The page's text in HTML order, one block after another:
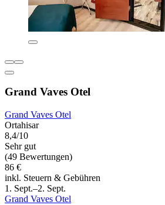
Grand Vaves Otel
Grand Vaves Otel
Ortahisar
8,4/10
Sehr gut
(49 Bewertungen)
86 €
inkl. Steuern & Gebühren
1. Sept.–2. Sept.
Grand Vaves Otel